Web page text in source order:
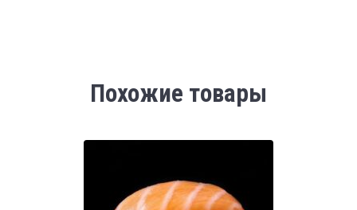
Похожие товары